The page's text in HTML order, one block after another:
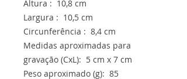
Altura : 10,8 cm
Largura : 10,5 cm
Circunferência : 8,4 cm
Medidas aproximadas para
gravação (CxL): 5 cm x 7 cm
Peso aproximado (g): 85